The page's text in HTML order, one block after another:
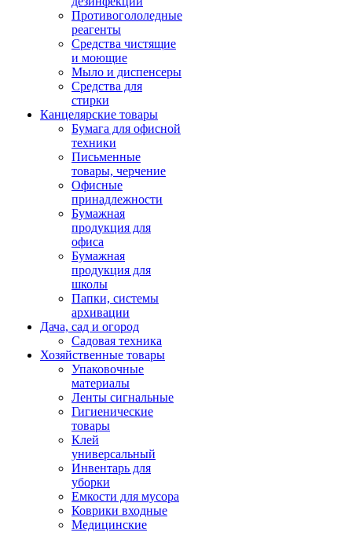
Противогололедные
реагенты
Средства чистящие
и моющие
Мыло и диспенсеры
Средства для
стирки
Канцелярские товары
Бумага для офисной
техники
Письменные
товары, черчение
Офисные
принадлежности
Бумажная
продукция для
офиса
Бумажная
продукция для
школы
Папки, системы
архивации
Дача, сад и огород
Садовая техника
Хозяйственные товары
Упаковочные
материалы
Ленты сигнальные
Гигиенические
товары
Клей
универсальный
Инвентарь для
уборки
Емкости для мусора
Коврики входные
Медицинские